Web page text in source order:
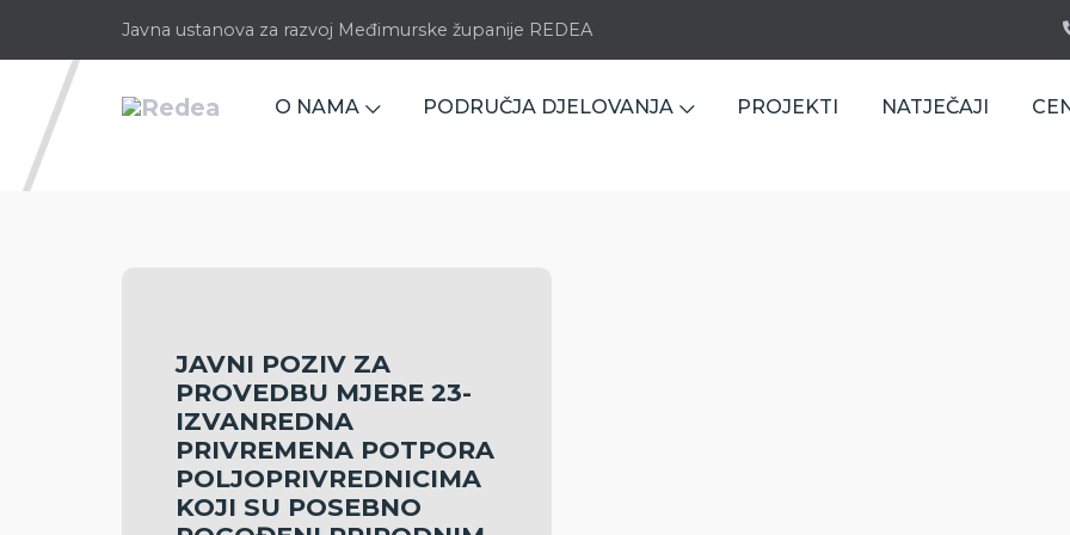
Javna ustanova za razvoj Međimurske županije REDEA
O NAMA PODRUČJA DJELOVANJA PROJEKTI NATJEČAJI
JAVNI POZIV ZA
PROVEDBU MJERE 23-
IZVANREDNA
PRIVREMENA POTPORA
POLJOPRIVREDNICIMA
KOJI SU POSEBNO